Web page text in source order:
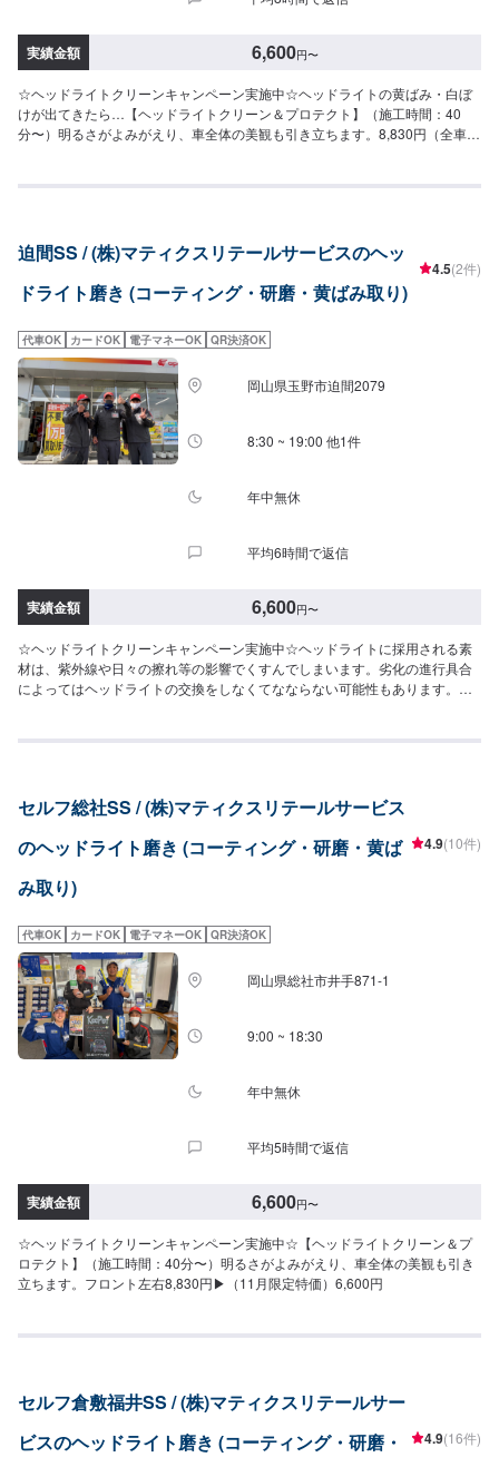
実績金額 6,600円〜
☆ヘッドライトクリーンキャンペーン実施中☆ヘッドライトの黄ばみ・白ぼ
けが出てきたら…【ヘッドライトクリーン＆プロテクト】（施工時間：40
分〜）明るさがよみがえり、車全体の美観も引き立ちます。8,830円（全車
迫間SS / (株)マティクスリテールサービスのヘッ
ドライト磨き (コーティング・研磨・黄ばみ取り)
4.5(2件)
代車OK カードOK 電子マネーOK QR決済OK
岡山県玉野市迫間2079
8:30 ~ 19:00 他1件
年中無休
平均6時間で返信
実績金額 6,600円〜
☆ヘッドライトクリーンキャンペーン実施中☆ヘッドライトに採用される素
材は、紫外線や日々の擦れ等の影響でくすんでしまいます。劣化の進行具合
によってはヘッドライトの交換をしなくてなならない可能性もあります。ラ
明るさがよみがえりますフロント左右8,830円▶（11月限定特価）6,600円こ
セルフ総社SS / (株)マティクスリテールサービス
のヘッドライト磨き (コーティング・研磨・黄ば
み取り)
4.9(10件)
代車OK カードOK 電子マネーOK QR決済OK
岡山県総社市井手871-1
9:00 ~ 18:30
年中無休
平均5時間で返信
実績金額 6,600円〜
☆ヘッドライトクリーンキャンペーン実施中☆【ヘッドライトクリーン＆プ
ロテクト】（施工時間：40分〜）明るさがよみがえり、車全体の美観も引き
立ちます。フロント左右8,830円▶︎（11月限定特価）6,600円
セルフ倉敷福井SS / (株)マティクスリテールサー
ビスのヘッドライト磨き (コーティング・研磨・
4.9(16件)